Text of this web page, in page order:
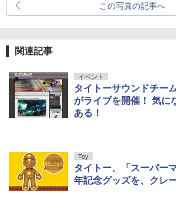
この写真の記事へ
関連記事
イベント
タイトーサウンドチー
がライブを開催！ 気に
ある！
Toy
タイトー、「スーパー
年記念グッズを、クレ